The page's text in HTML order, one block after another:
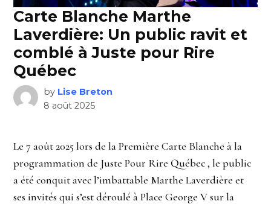
Carte Blanche Marthe
Laverdière: Un public ravit et
comblé à Juste pour Rire
Québec
by Lise Breton
8 août 2025
Le 7 août 2025 lors de la Première Carte Blanche à la
programmation de Juste Pour Rire Québec , le public
a été conquit avec l’imbattable Marthe Laverdière et
ses invités qui s’est déroulé à Place George V sur la